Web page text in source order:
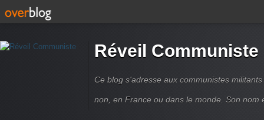
Réveil Communiste
Ce blog s'adresse aux communistes
non, en France ou dans le monde. Son nom